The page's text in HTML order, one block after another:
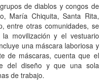
de diablos y congos de
María Chiquita, Santa Rita,
entre otras comunidades, se
movilización y el vestuario
una máscara laboriosa y
de máscaras, cuenta que el
del diseño y que una sola
de trabajo.